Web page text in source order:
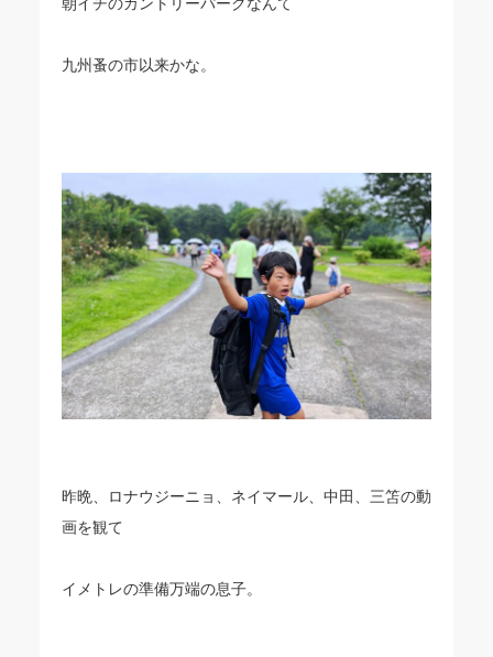
九州蚤の市以来かな。
昨晩、ロナウジーニョ、ネイマール、中田、三笘の動
画を観て
イメトレの準備万端の息子。